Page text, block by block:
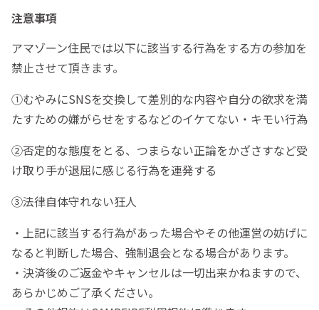
注意事項
アマゾーン住民では以下に該当する行為をする方の参加を
禁止させて頂きます。
①むやみにSNSを交換して差別的な内容や自分の欲求を満
たすための嫌がらせをするなどのイケてない・キモい行為
②否定的な態度をとる、つまらない正論をかざさすなど受
け取り手が退屈に感じる行為を連発する
③法律自体守れない狂人
・上記に該当する行為があった場合やその他運営の妨げに
なると判断した場合、強制退会となる場合があります。
・決済後のご返金やキャンセルは一切出来かねますので、
あらかじめご了承ください。